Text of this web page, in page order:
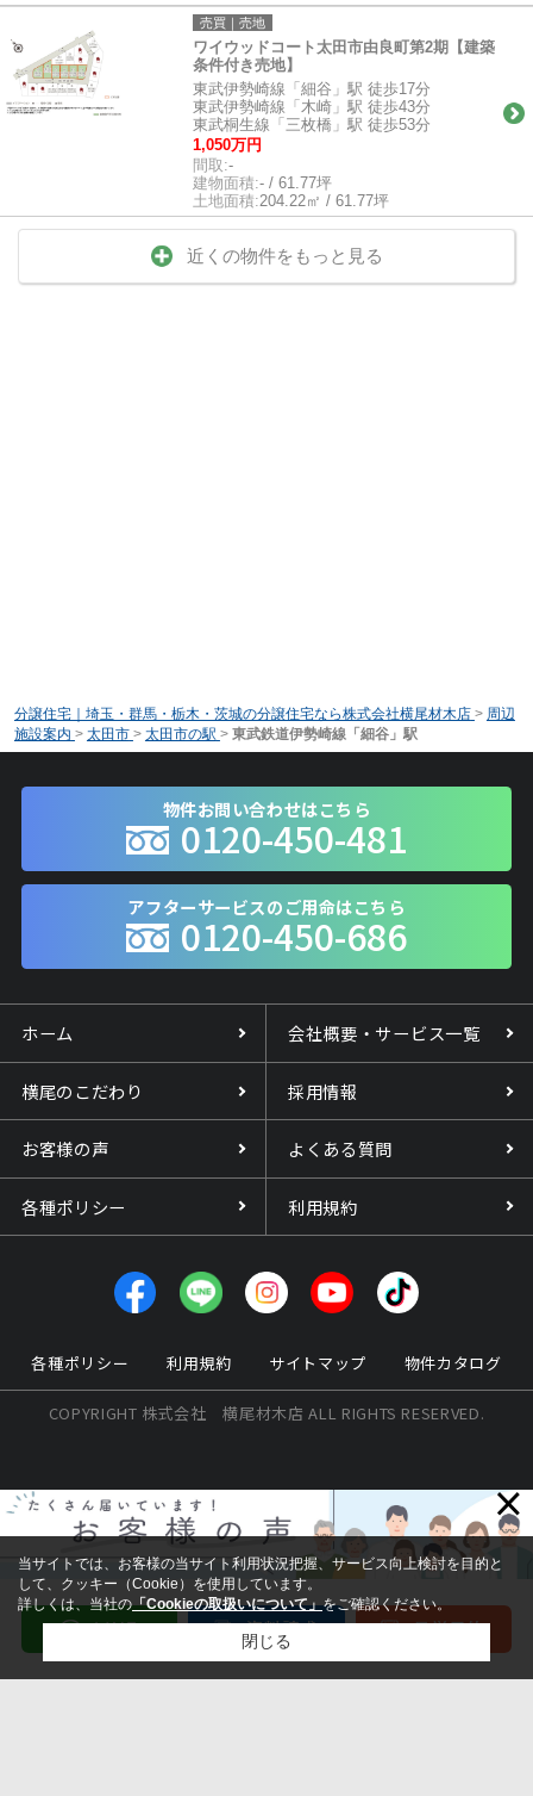
売買｜売地
ワイウッドコート太田市由良町第2期【建築
条件付き売地】
東武伊勢崎線「細谷」駅 徒歩17分
東武伊勢崎線「木崎」駅 徒歩43分
東武桐生線「三枚橋」駅 徒歩53分
1,050万円
間取:-
建物面積:- / 61.77坪
土地面積:204.22㎡ / 61.77坪
近くの物件をもっと見る
分譲住宅｜埼玉・群馬・栃木・茨城の分譲住宅なら株式会社横尾材木店 > 周辺
施設案内 > 太田市 > 太田市の駅 > 東武鉄道伊勢崎線「細谷」駅
物件お問い合わせはこちら
0120-450-481
アフターサービスのご用命はこちら
0120-450-686
ホーム 会社概要・サービス一覧
横尾のこだわり 採用情報
お客様の声 よくある質問
各種ポリシー 利用規約
各種ポリシー 利用規約 サイトマップ 物件カタログ
COPYRIGHT 株式会社 横尾材木店 ALL RIGHTS RESERVED.
×
当サイトでは、お客様の当サイト利用状況把握、サービス向上検討を目的と
して、クッキー（Cookie）を使用しています。
詳しくは、当社の「Cookieの取扱いについて」をご確認ください。
閉じる